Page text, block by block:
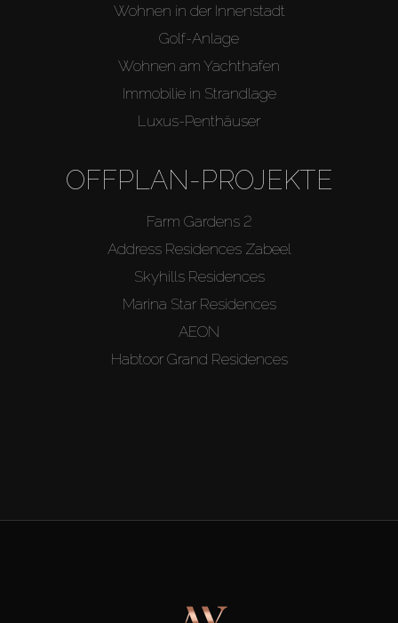
Wohnen in der Innenstadt
Golf-Anlage
Wohnen am Yachthafen
Immobilie in Strandlage
Luxus-Penthäuser
OFFPLAN-PROJEKTE
Farm Gardens 2
Address Residences Zabeel
Skyhills Residences
Marina Star Residences
AEON
Habtoor Grand Residences